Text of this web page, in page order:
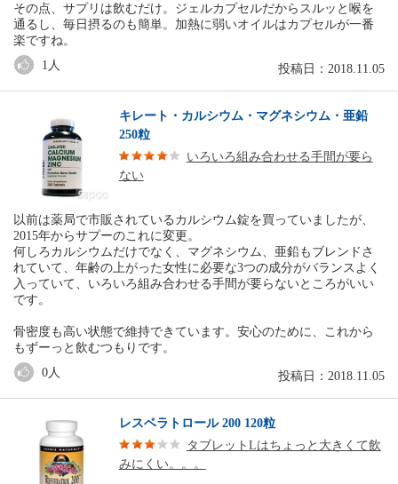
その点、サプリは飲むだけ。ジェルカプセルだからスルッと喉を
通るし、毎日摂るのも簡単。加熱に弱いオイルはカプセルが一番
楽ですね。
投稿日：2018.11.05
1 人
キレート・カルシウム・マグネシウム・亜鉛
250粒
いろいろ組み合わせる手間が要ら
ない
以前は薬局で市販されているカルシウム錠を買っていましたが、
2015年からサプーのこれに変更。
何しろカルシウムだけでなく、マグネシウム、亜鉛もブレンドさ
れていて、年齢の上がった女性に必要な3つの成分がバランスよく
入っていて、いろいろ組み合わせる手間が要らないところがいい
です。
骨密度も高い状態で維持できています。安心のために、これから
もずーっと飲むつもりです。
投稿日：2018.11.05
0人
レスベラトロール 200 120粒
タブレットLはちょっと大きくて飲
みにくい。。。